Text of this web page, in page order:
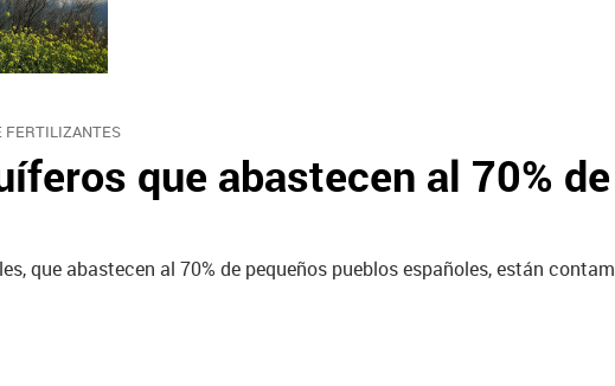
FERTILIZANTES
que abastecen al 70%
que abastecen al 70% de pequeños pueblos españoles, están